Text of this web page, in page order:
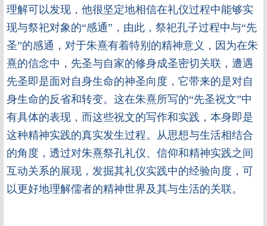
理解可以发现，他很坚定地相信在礼仪过程中能够实
现与祭祀对象的“感通”，由此，祭祀孔子过程中与“先
圣”的感通，对于朱熹有着特别的精神意义，因为在朱
熹的信念中，先圣与自家的修身成圣密切关联，遭遇
先圣即是面对自身生命的神圣向度，它带来的是对自
身生命的反省和转变。这在朱熹所写的“先圣祝文”中
有具体的表现，而这些祝文的写作和实践，本身即是
这种精神实践的真实发生过程。从思想与生活相结合
的角度，透过对朱熹祭孔礼仪、信仰和精神实践之间
互动关系的展现，发掘其礼仪实践中的经验向度，可
以更好地理解儒者的精神世界及其与生活的关联。